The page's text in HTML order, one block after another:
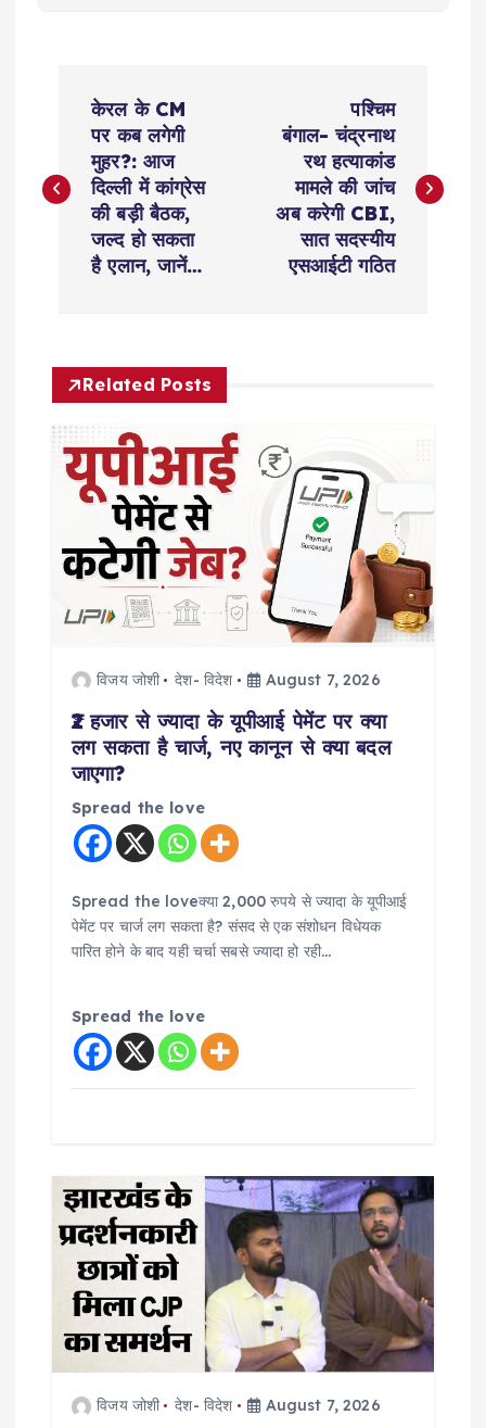
s
a
v
a
केरल के CM
पर कब लगेगी
मुहर?: आज
दिल्ली में कांग्रेस
की बड़ी बैठक,
जल्द हो सकता
है एलान, जानें…
पश्चिम
बंगाल- चंद्रनाथ
रथ हत्याकांड
मामले की जांच
अब करेगी CBI,
सात सदस्यीय
एसआईटी गठित
Related Posts
विजय जोशी देश- विदेश August 7, 2026
₹2 हजार से ज्यादा के यूपीआई पेमेंट पर क्या
लग सकता है चार्ज, नए कानून से क्या बदल
जाएगा?
Spread the love
Spread the loveक्या 2,000 रुपये से ज्यादा के यूपीआई
पेमेंट पर चार्ज लग सकता है? संसद से एक संशोधन विधेयक
पारित होने के बाद यही चर्चा सबसे ज्यादा हो रही…
Spread the love
विजय जोशी देश- विदेश August 7, 2026